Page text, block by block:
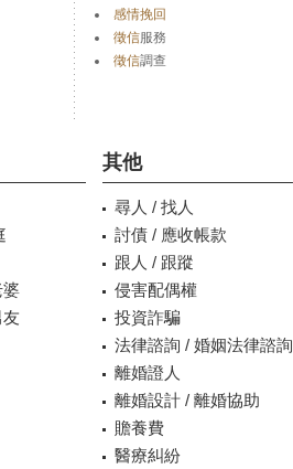
感情挽回
徵信服務
徵信調查
婆
其他
尋人 / 找人
討債 / 應收帳款
跟人 / 跟蹤
侵害配偶權
投資詐騙
法律諮詢 / 婚姻法律諮詢
離婚證人
離婚設計 / 離婚協助
贍養費
醫療糾紛